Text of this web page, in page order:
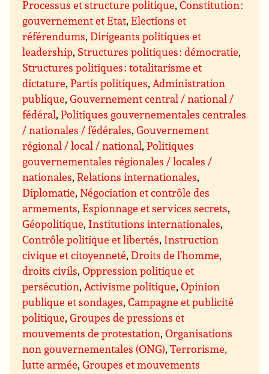
Processus et structure politique,Constitution :
gouvernement et Etat,Elections et
référendums,Dirigeants politiques et
leadership, Structures politiques : démocratie,
Structures politiques : totalitarisme et
dictature,Partis politiques,Administration
publique,Gouvernement central / national /
fédéral,Politiques gouvernementales centrales
/ nationales / fédérales,Gouvernement
régional / local / national,Politiques
gouvernementales régionales / locales /
nationales,Relations internationales,
Diplomatie,Négociation et contrôle des
armements,Espionnage et services secrets,
Géopolitique, Institutions internationales,
Contrôle politique et libertés, Instruction
civique et citoyenneté,Droits de l’homme,
droits civils,Oppression politique et
persécution,Activisme politique,Opinion
publique et sondages,Campagne et publicité
politique,Groupes de pressions et
mouvements de protestation,Organisations
non gouvernementales (ONG),Terrorisme,
lutte armée,Groupes et mouvements